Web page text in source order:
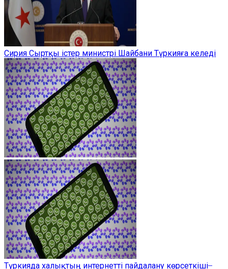
Сирия Сыртқы істер министрі Шайбани Түркияға келеді
Түркияда халықтың интернетті пайдалану көрсеткіші ̶